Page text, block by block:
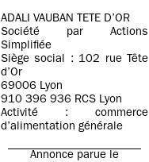
ADALI VAUBAN TETE D’OR
Société par Actions
Simplifiée
Siège social : 102 rue Tête
d’Or
69006 Lyon
910 396 936 RCS Lyon
Activité : commerce
d’alimentation générale
Annonce parue le